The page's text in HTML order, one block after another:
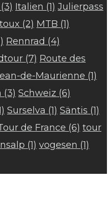
(3) Italien (1) Julierpass
(2) MTB (1)
Rennrad (4)
(7) Route des
de-Maurienne (1)
(3) Schweiz (6)
Surselva (1) Säntis (1)
de France (6) tour
(1) vogesen (1)